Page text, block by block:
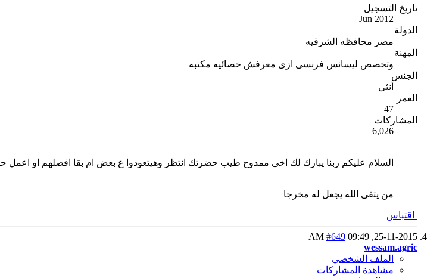
تاريخ التسجيل
Jun 2012
الدولة
مصر محافظه الشرقيه
المهنة
وتخصص ليسانس فرنسى ازى معرفش خصائيه مكتبه
الجنس
أنثى
العمر
47
المشاركات
6,026
السلام عليكم ربنا يبارك لك اخى ممدوح طيب حضرتك انتظر وهيتعودوا ع بعض ام بقا افصلهم او اعمل
من يتقى الله يجعل له مخرجا
اقتباس
25-11-2015,
09:49 AM
#649
wessam.agric
الملف الشخصي
مشاهدة المشاركات